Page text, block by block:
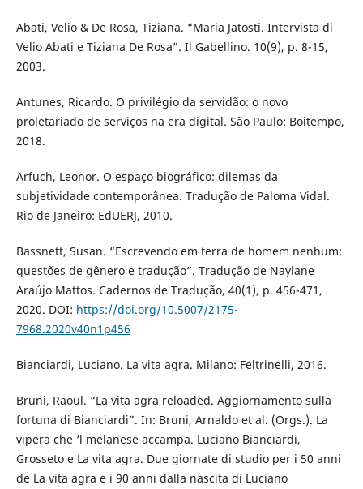
Abati, Velio & De Rosa, Tiziana. “Maria Jatosti. Intervista di
Velio Abati e Tiziana De Rosa”. Il Gabellino. 10(9), p. 8-15,
2003.
Antunes, Ricardo. O privilégio da servidão: o novo
proletariado de serviços na era digital. São Paulo: Boitempo,
2018.
Arfuch, Leonor. O espaço biográfico: dilemas da
subjetividade contemporânea. Tradução de Paloma Vidal.
Rio de Janeiro: EdUERJ, 2010.
Bassnett, Susan. “Escrevendo em terra de homem nenhum:
questões de gênero e tradução”. Tradução de Naylane
Araújo Mattos. Cadernos de Tradução, 40(1), p. 456-471,
2020. DOI: https://doi.org/10.5007/2175-
7968.2020v40n1p456
Bianciardi, Luciano. La vita agra. Milano: Feltrinelli, 2016.
Bruni, Raoul. “La vita agra reloaded. Aggiornamento sulla
fortuna di Bianciardi”. In: Bruni, Arnaldo et al. (Orgs.). La
vipera che ‘l melanese accampa. Luciano Bianciardi,
Grosseto e La vita agra. Due giornate di studio per i 50 anni
de La vita agra e i 90 anni dalla nascita di Luciano